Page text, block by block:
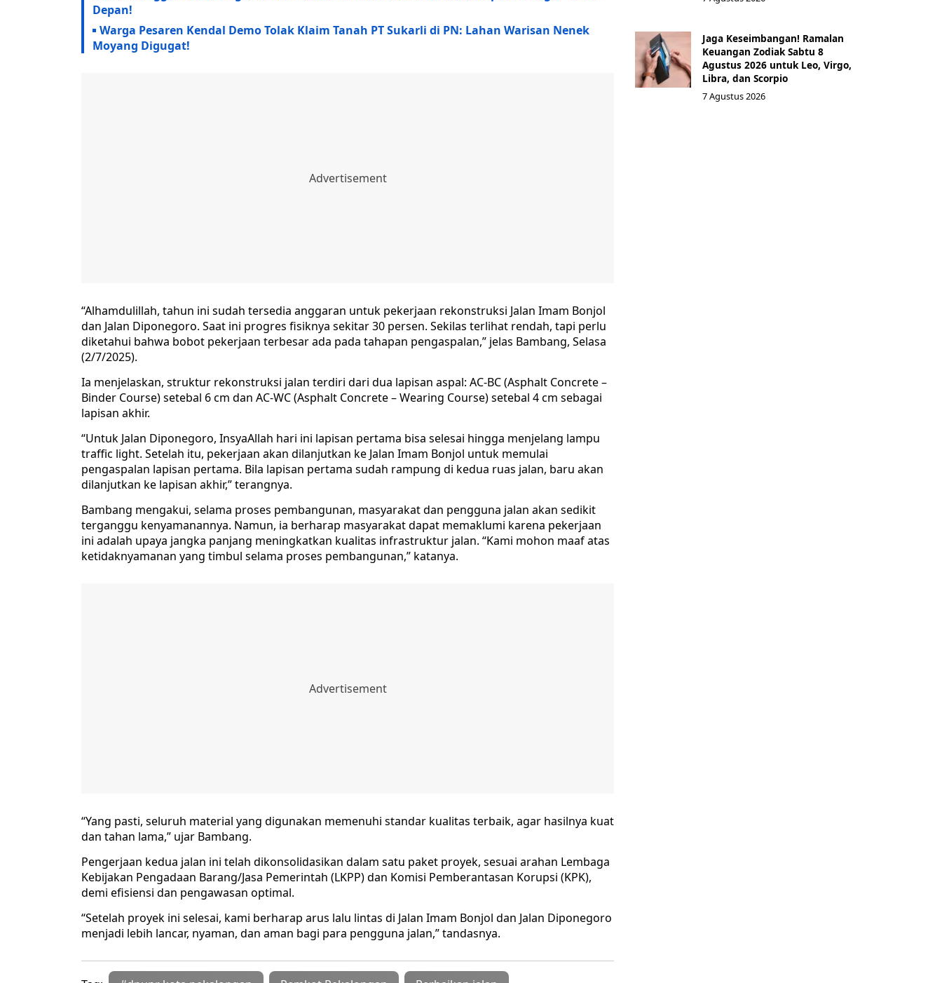
Depan!
Warga Pesaren Kendal Demo Tolak Klaim Tanah PT Sukarli di PN: Lahan Warisan Nenek
Moyang Digugat!
“Alhamdulillah, tahun ini sudah tersedia anggaran untuk pekerjaan rekonstruksi Jalan Imam Bonjol
dan Jalan Diponegoro. Saat ini progres fisiknya sekitar 30 persen. Sekilas terlihat rendah, tapi perlu
diketahui bahwa bobot pekerjaan terbesar ada pada tahapan pengaspalan,” jelas Bambang, Selasa
(2/7/2025).
Ia menjelaskan, struktur rekonstruksi jalan terdiri dari dua lapisan aspal: AC-BC (Asphalt Concrete –
Binder Course) setebal 6 cm dan AC-WC (Asphalt Concrete – Wearing Course) setebal 4 cm sebagai
lapisan akhir.
“Untuk Jalan Diponegoro, InsyaAllah hari ini lapisan pertama bisa selesai hingga menjelang lampu
traffic light. Setelah itu, pekerjaan akan dilanjutkan ke Jalan Imam Bonjol untuk memulai
pengaspalan lapisan pertama. Bila lapisan pertama sudah rampung di kedua ruas jalan, baru akan
dilanjutkan ke lapisan akhir,” terangnya.
Bambang mengakui, selama proses pembangunan, masyarakat dan pengguna jalan akan sedikit
terganggu kenyamanannya. Namun, ia berharap masyarakat dapat memaklumi karena pekerjaan
ini adalah upaya jangka panjang meningkatkan kualitas infrastruktur jalan. “Kami mohon maaf atas
ketidaknyamanan yang timbul selama proses pembangunan,” katanya.
“Yang pasti, seluruh material yang digunakan memenuhi standar kualitas terbaik, agar hasilnya kuat
dan tahan lama,” ujar Bambang.
Pengerjaan kedua jalan ini telah dikonsolidasikan dalam satu paket proyek, sesuai arahan Lembaga
Kebijakan Pengadaan Barang/Jasa Pemerintah (LKPP) dan Komisi Pemberantasan Korupsi (KPK),
demi efisiensi dan pengawasan optimal.
“Setelah proyek ini selesai, kami berharap arus lalu lintas di Jalan Imam Bonjol dan Jalan Diponegoro
menjadi lebih lancar, nyaman, dan aman bagi para pengguna jalan,” tandasnya.
Jaga Keseimbangan! Ramalan
Keuangan Zodiak Sabtu 8
Agustus 2026 untuk Leo, Virgo,
Libra, dan Scorpio
7 Agustus 2026